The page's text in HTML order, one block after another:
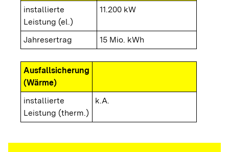
installierte
Leistung (el.)
11.200 kW
Jahresertrag 15 Mio. kWh
Ausfallsicherung
(Wärme)
installierte
Leistung (therm.)
k.A.